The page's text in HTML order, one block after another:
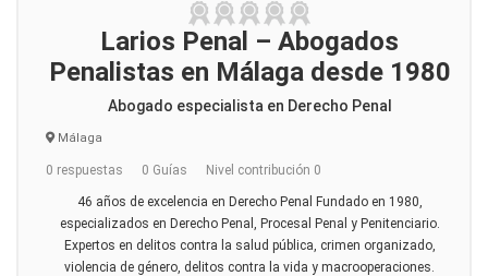
Larios Penal – Abogados
Penalistas en Málaga desde 1980
Abogado especialista en Derecho Penal
Málaga
0 respuestas 0 Guías Nivel contribución 0
46 años de excelencia en Derecho Penal Fundado en 1980,
especializados en Derecho Penal, Procesal Penal y Penitenciario.
Expertos en delitos contra la salud pública, crimen organizado,
violencia de género, delitos contra la vida y macrooperaciones.